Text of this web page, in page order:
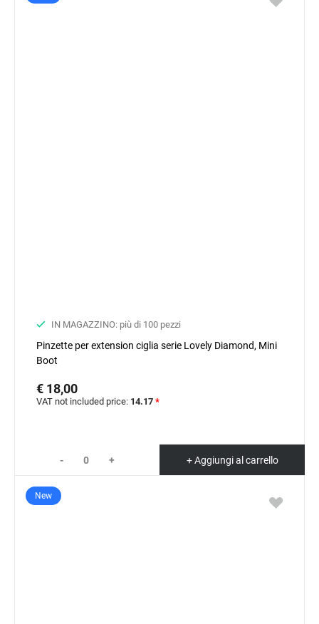
IN MAGAZZINO: più di 100 pezzi
Pinzette per extension ciglia serie Lovely Diamond, Mini
Boot
€ 18,00
VAT not included price: 14.17 *
- + + Aggiungi al carrello
New